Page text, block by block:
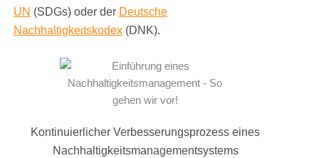
UN (SDGs) oder der Deutsche
Nachhaltigkeitskodex(DNK).
Kontinuierlicher Verbesserungsprozess eines
Nachhaltigkeitsmanagementsystems